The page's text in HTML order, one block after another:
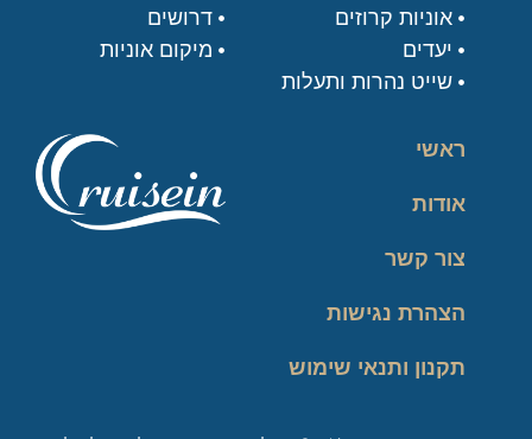
ראשי
אודות
צור קשר
הצהרת נגישות
תקנון ותנאי שימוש
דרושים
מיקום אוניות
אוניות קרוזים
יעדים
שייט נהרות ותעלות